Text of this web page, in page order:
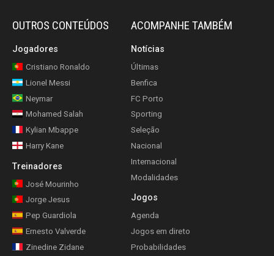
OUTROS CONTEÚDOS
Jogadores
Cristiano Ronaldo
Lionel Messi
Neymar
Mohamed Salah
Kylian Mbappe
Harry Kane
Treinadores
José Mourinho
Jorge Jesus
Pep Guardiola
Ernesto Valverde
Zinedine Zidane
ACOMPANHE TAMBÉM
Notícias
Últimas
Benfica
FC Porto
Sporting
Seleção
Nacional
Internacional
Modalidades
Jogos
Agenda
Jogos em direto
Probabilidades